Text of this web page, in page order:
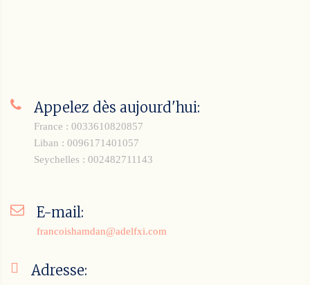
Appelez dès aujourd'hui:
France : 0033610820857
Liban : 0096171401057
Seychelles : 002482711143
E-mail:
francoishamdan@adelfxi.com
Adresse: